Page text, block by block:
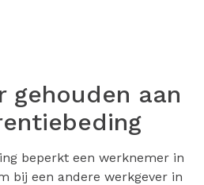
gehouden aan
beperkt een werknemer in
bij een andere werkgever in